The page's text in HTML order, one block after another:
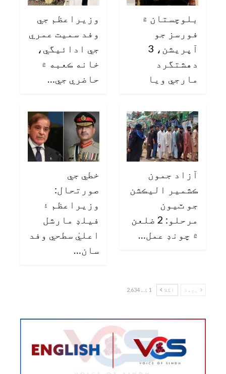
بلوچستان ۾
فورسز جو
آپريشن، 3
دهشتگرد
مارجي ويا
وزيراعظم جي
وفد سميت عمري
جي ادائيگي،
خانه ڪعبه ۾
حاضري جي…
آزاد جمون
ڪشمير اليڪشن
جو ٽيون
مرحلو: 2 ضلعن
۾ چونڊ عمل…
خطي جي
صورتحال:
وزيراعظم ۽
فيلڊ مارشل
اعليٰ سطحي وفد
سان…
پچھلا اگلا 1 کے 2,634